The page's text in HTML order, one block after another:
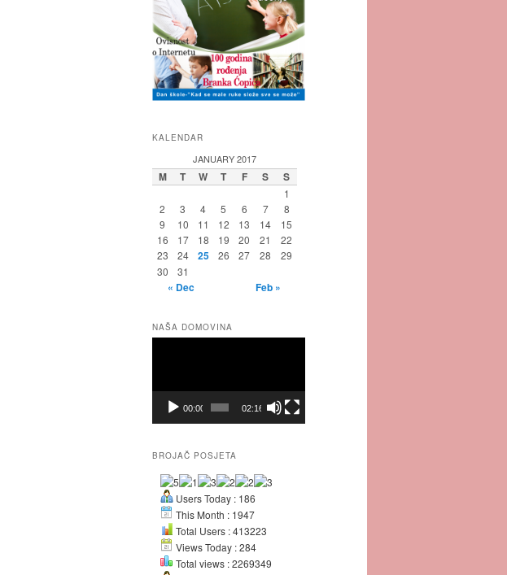
KALENDAR
JANUARY 2017
M T W T F S S
1
2
3 4 5 6 7
8
9
10 11 12 13 14
15
16
17 18 19 20 21
22
23
24 25 26 27 28
29
30
31
« Dec Feb »
NAŠA DOMOVINA
00:00 02:16
BROJAČ POSJETA
Users Today : 186
This Month : 1947
Total Users : 413223
Views Today : 284
Total views : 2269349